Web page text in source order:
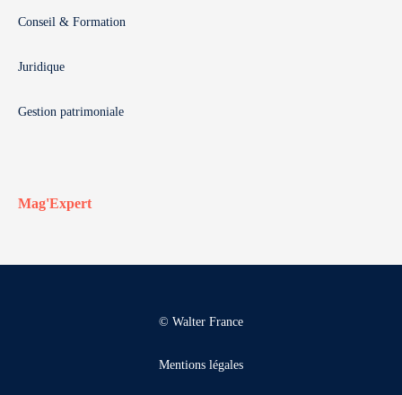
Conseil & Formation
Juridique
Gestion patrimoniale
Mag'Expert
© Walter France
Mentions légales